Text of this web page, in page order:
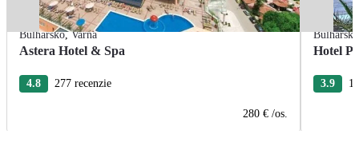
Bulharsko,Varna
Astera Hotel & Spa
4.8 277 recenzie
280 € /os.
Bulharsko
Hotel
3.9